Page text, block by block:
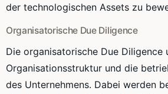
der technologischen Assets zu
Organisatorische Due Diligence
Die organisatorische Due Diligence
Organisationsstruktur und die
des Unternehmens. Dabei werden